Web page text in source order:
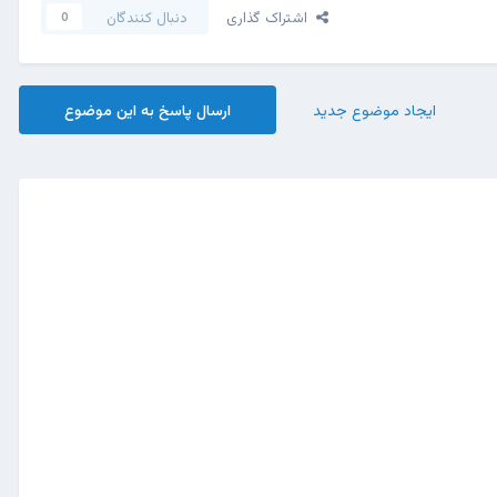
اشتراک گذاری دنبال کنندگان 0
ارسال پاسخ به این موضوع ایجاد موضوع جدید